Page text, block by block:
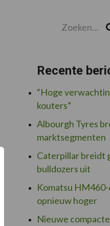
Recente
“Hoge
kouters”
Albourgh Tyres
marktsegmenten
Caterpillar breidt
bulldozers uit
Komatsu
opnieuw hoger
Nieuwe